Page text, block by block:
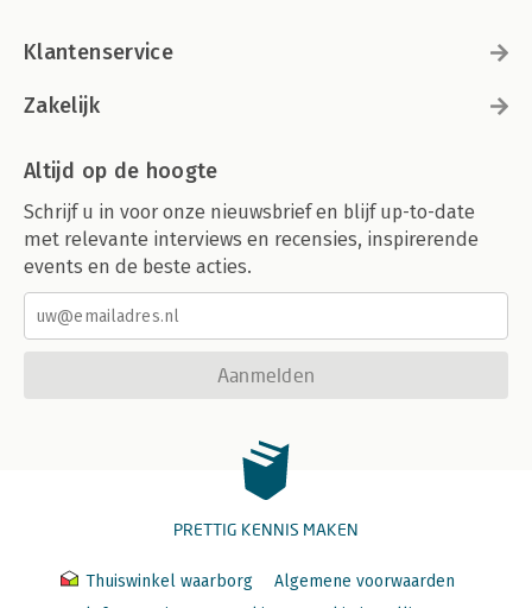
Klantenservice
Zakelijk
Altijd op de hoogte
Schrijf u in voor onze nieuwsbrief en blijf up-to-date
met relevante interviews en recensies, inspirerende
events en de beste acties.
Aanmelden
PRETTIG KENNIS MAKEN
Thuiswinkel waarborg
Algemene voorwaarden